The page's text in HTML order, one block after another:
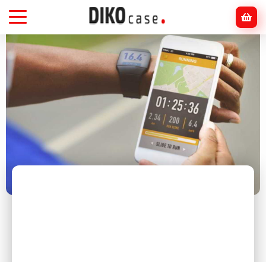
Головна Смартфони Смартфон і спорт: як трекати прогрес